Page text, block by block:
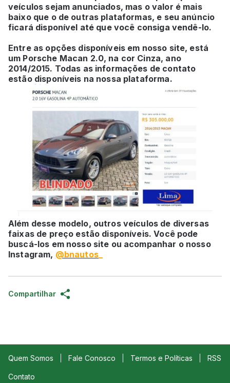
veículos sejam anunciados, mas o valor é mais
baixo que o de outras plataformas, e seu anúncio
ficará disponível até que você consiga vendê-lo.
Entre as opções disponíveis em nosso site, está
um Porsche Macan 2.0, na cor Cinza, ano
2014/2015. Todas as informações de contato
estão disponíveis na nossa plataforma.
Além desse modelo, outros veículos de diversas
faixas de preço estão disponíveis. Você pode
buscá-los em nosso site ou acompanhar o nosso
Instagram, @bnautos_
Compartilhar
Quem Somos Fale Conosco Termos e Políticas RSS
Contato